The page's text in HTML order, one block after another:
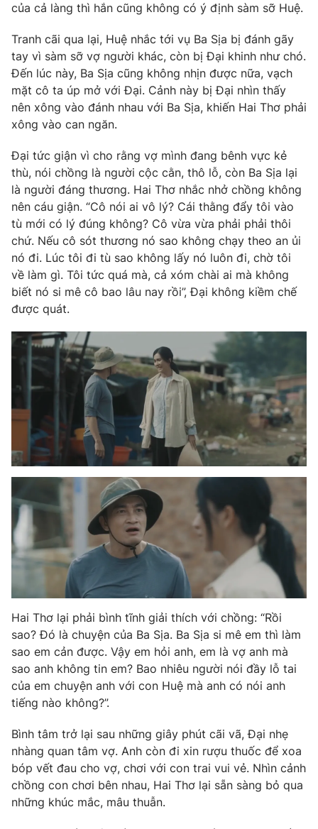
Cơ quan báo chí:Thời báo VTV
Giấy phép hoạt động báo in và báo điện tử số 483/GP-BTTTT
cấp ngày 29/12/2023
Tổng Biên tập:
Vũ Thanh Thủy
Phó Tổng Biên tập:Nguyễn Thị Mỹ Hạnh, Phạm Quốc Thắng,
Nguyễn Trọng Ninh
Tổng đài VTV: 024.38 355 931 - 024.38 355 932
Ðiện thoại Thời báo VTV:024.66 897 897
Email:toasoan@vtv.vn
Liên hệ quảng cáo:024-7300.7108
® Cấm sao chép dưới mọi hình thức nếu không có sự chấp
thuận bằng văn bản. Ghi rõ nguồn VTV.vn khi phát hành lại
thông tin từ website này.
của cả làng thì hắn cũng không có ý định sàm sỡ Huệ.
Tranh cãi qua lại, Huệ nhắc tới vụ Ba Sịa bị đánh gãy
tay vì sàm sỡ vợ người khác, còn bị Đại khinh như chó.
Đến lúc này, Ba Sịa cũng không nhịn được nữa, vạch
mặt cô ta úp mở với Đại. Cảnh này bị Đại nhìn thấy
nên xông vào đánh nhau với Ba Sịa, khiến Hai Thơ phải
xông vào can ngăn.
Đại tức giận vì cho rằng vợ mình đang bênh vực kẻ
thù, nói chồng là người cộc cằn, thô lỗ, còn Ba Sịa lại
là người đáng thương. Hai Thơ nhắc nhở chồng không
nên cáu giận. “Cô nói ai vô lý? Cái thằng đẩy tôi vào
tù mới có lý đúng không? Cô vừa vừa phải phải thôi
chứ. Nếu cô sót thương nó sao không chạy theo an ủi
nó đi. Lúc tôi đi tù sao không lấy nó luôn đi, chờ tôi
về làm gì. Tôi tức quá mà, cả xóm chài ai mà không
biết nó si mê cô bao lâu nay rồi”, Đại không kiềm chế
được quát.
Hai Thơ lại phải bình tĩnh giải thích với chồng: “Rồi
sao? Đó là chuyện của Ba Sịa. Ba Sịa si mê em thì làm
sao em cản được. Vậy em hỏi anh, em là vợ anh mà
sao anh không tin em? Bao nhiêu người nói đầy lỗ tai
của em chuyện anh với con Huệ mà anh có nói anh
tiếng nào không?”.
Bình tâm trở lại sau những giây phút cãi vã, Đại nhẹ
nhàng quan tâm vợ. Anh còn đi xin rượu thuốc để xoa
bóp vết đau cho vợ, chơi với con trai vui vẻ. Nhìn cảnh
chồng con chơi bên nhau, Hai Thơ lại sẵn sàng bỏ qua
những khúc mắc, mâu thuẫn.